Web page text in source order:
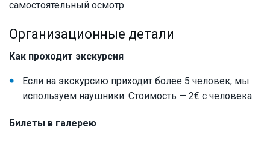
самостоятельный осмотр.
Организационные детали
Как проходит экскурсия
Если на экскурсию приходит более 5 человек, мы
используем наушники. Стоимость — 2€ с человека.
Билеты в галерею